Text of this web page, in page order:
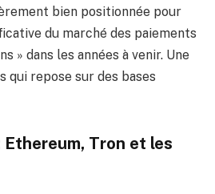
bien positionnée pour
du marché des paiements
» dans les années à venir. Une
repose sur des bases
Ethereum, Tron et les